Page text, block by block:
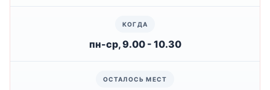
пн-ср, 9.00 - 10.30